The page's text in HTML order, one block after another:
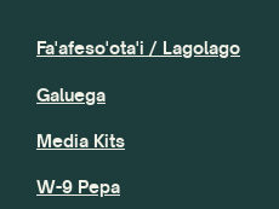
Fa'afeso'ota'i / Lagolago
Galuega
Media Kits
W-9 Pepa